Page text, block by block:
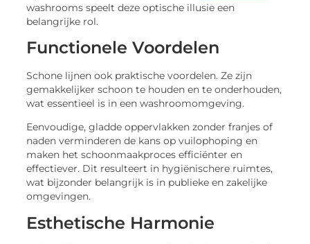
washrooms speelt deze optische illusie een
belangrijke rol.
Functionele Voordelen
Schone lijnen ook praktische voordelen. Ze zijn
gemakkelijker schoon te houden en te onderhouden,
wat essentieel is in een washroomomgeving.
Eenvoudige, gladde oppervlakken zonder franjes of
naden verminderen de kans op vuilophoping en
maken het schoonmaakproces efficiënter en
effectiever. Dit resulteert in hygiënischere ruimtes,
wat bijzonder belangrijk is in publieke en zakelijke
omgevingen.
Esthetische Harmonie